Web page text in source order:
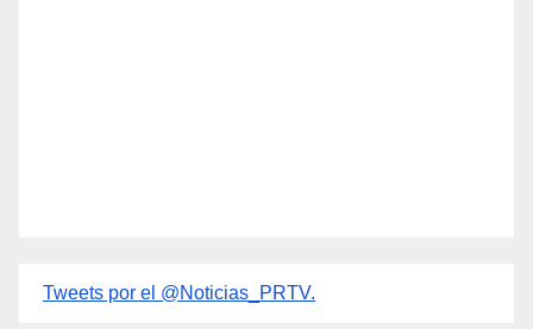
Tweets por el @Noticias_PRTV.